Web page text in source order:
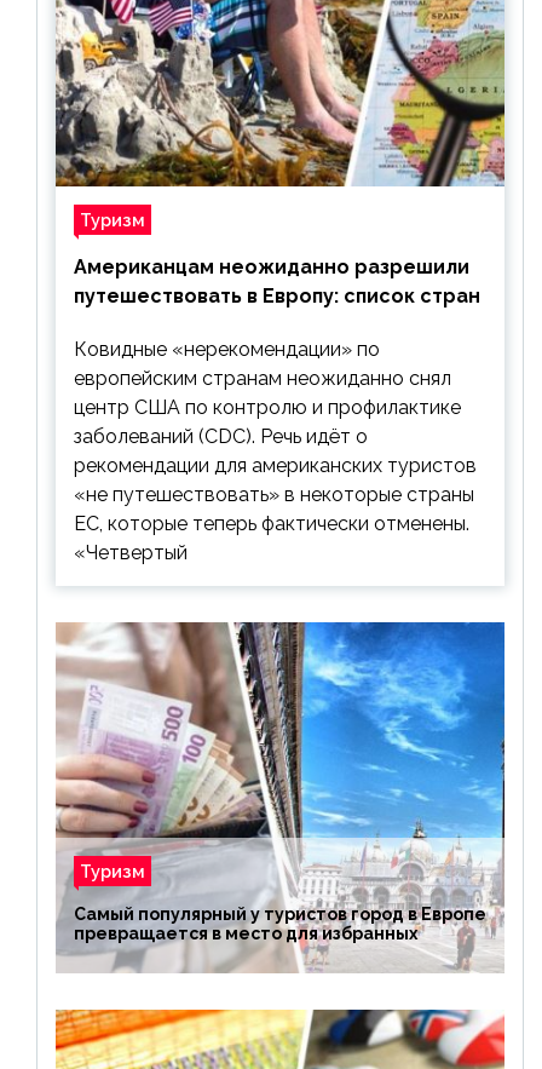
Туризм
Американцам неожиданно разрешили
путешествовать в Европу: список стран
Ковидные «нерекомендации» по
европейским странам неожиданно снял
центр США по контролю и профилактике
заболеваний (CDC). Речь идёт о
рекомендации для американских туристов
«не путешествовать» в некоторые страны
ЕС, которые теперь фактически отменены.
«Четвертый
Туризм
Самый популярный у туристов город в Европе
превращается в место для избранных